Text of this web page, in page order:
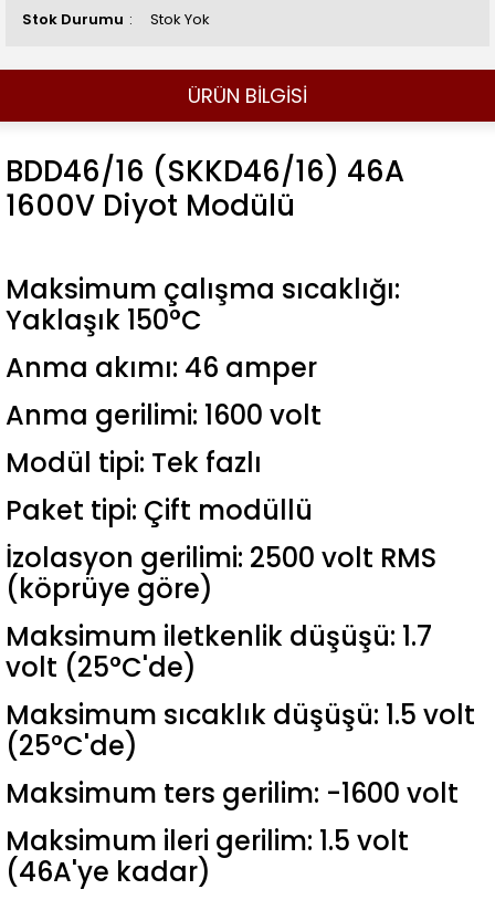
Stok Durumu Stok Yok
ÜRÜN BİLGİSİ
BDD46/16 (SKKD46/16) 46A
1600V Diyot Modülü
Maksimum çalışma sıcaklığı:
Yaklaşık 150°C
Anma akımı: 46 amper
Anma gerilimi: 1600 volt
Modül tipi: Tek fazlı
Paket tipi: Çift modüllü
İzolasyon gerilimi: 2500 volt RMS
(köprüye göre)
Maksimum iletkenlik düşüşü: 1.7
volt (25°C'de)
Maksimum sıcaklık düşüşü: 1.5 volt
(25°C'de)
Maksimum ters gerilim: -1600 volt
Maksimum ileri gerilim: 1.5 volt
(46A'ye kadar)